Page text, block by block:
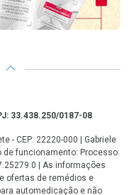
33.438.250/0187-08
- CEP: 22220-000 | Gabriele
de funcionamento: Processo:
| As informações
ofertas de remédios e
automedicação e não